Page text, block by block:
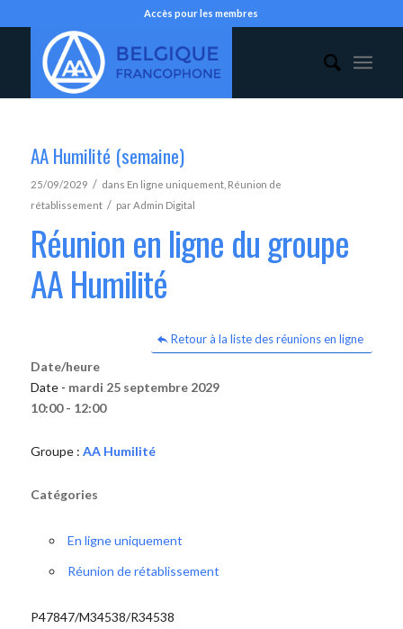
Accès pour les membres
AA Humilité (semaine)
25/09/2029 / dans En ligne uniquement, Réunion de
rétablissement / parAdmin Digital
Réunion en ligne du groupe
AA Humilité
Retour à la liste des réunions en ligne
Date/heure
Date - mardi 25 septembre 2029
10:00 - 12:00
Groupe : AA Humilité
Catégories
En ligne uniquement
Réunion de rétablissement
P47847/M34538/R34538